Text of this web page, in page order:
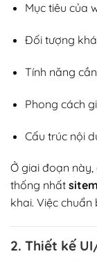
Mục tiêu của
Đối tượng
Tính năng
Phong cách
Cấu trúc nội
Ở giai đoạn
thống nhất
khai. Việc
2. Thiết kế